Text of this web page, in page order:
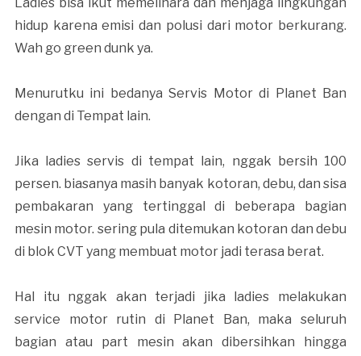
hidup karena emisi dan polusi dari motor berkurang.
Wah go green dunk ya.
Menurutku ini bedanya Servis Motor di Planet Ban
dengan di Tempat lain.
Jika ladies servis di tempat lain, nggak bersih 100
persen. biasanya masih banyak kotoran, debu, dan sisa
pembakaran yang tertinggal di beberapa bagian
mesin motor. sering pula ditemukan kotoran dan debu
di blok CVT yang membuat motor jadi terasa berat.
Hal itu nggak akan terjadi jika ladies melakukan
service motor rutin di Planet Ban, maka seluruh
bagian atau part mesin akan dibersihkan hingga